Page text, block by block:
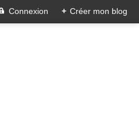
Connexion + Créer mon blog